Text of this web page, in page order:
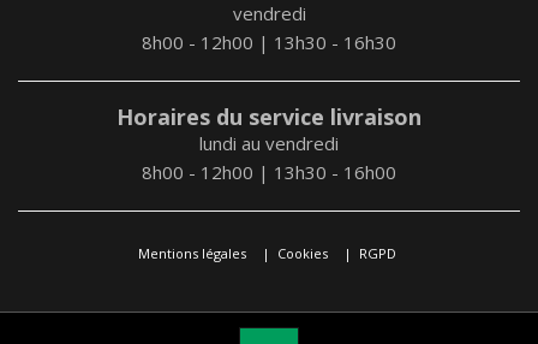
vendredi
8h00 - 12h00 | 13h30 - 16h30
Horaires du service livraison
lundi au vendredi
8h00 - 12h00 | 13h30 - 16h00
Mentions légales Cookies RGPD